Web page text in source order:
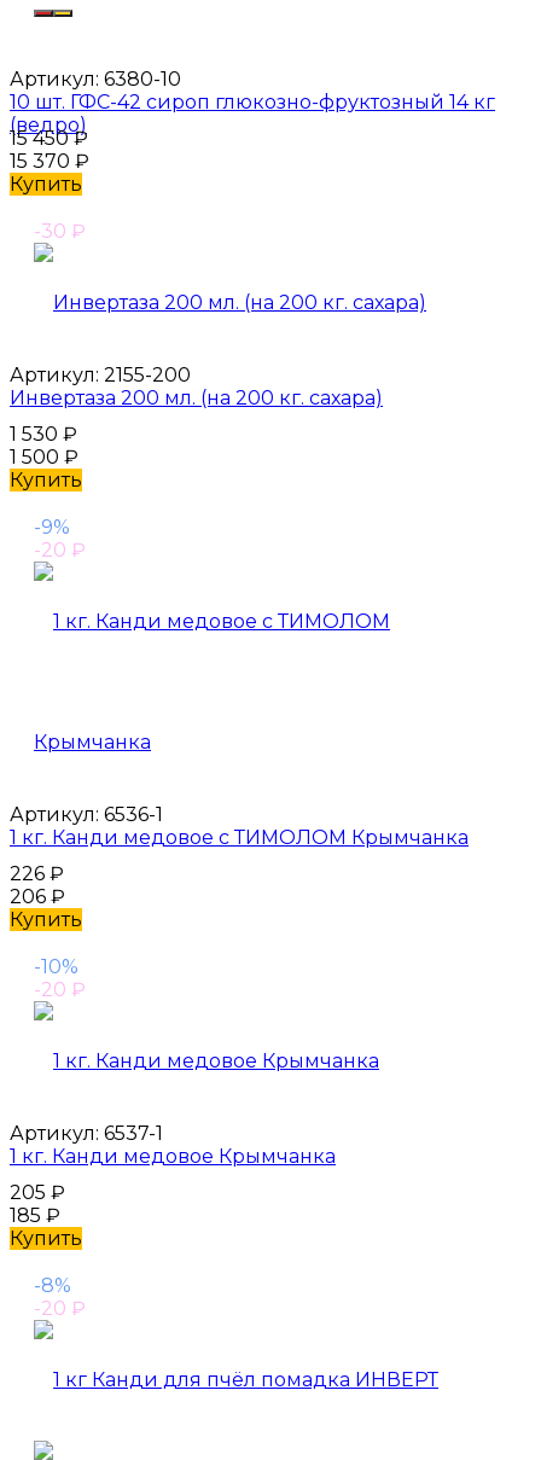
Артикул: 6380-10
10 шт. ГФС-42 сироп глюкозно-фруктозный 14 кг
(ведро)
15 450₽
15 370 ₽
Купить
-30 ₽
Артикул: 2155-200
Инвертаза 200 мл. (на 200 кг. сахара)
1 530 ₽
1 500 ₽
Купить
-9%
-20 ₽
Артикул: 6536-1
1 кг. Канди медовое с ТИМОЛОМ Крымчанка
226 ₽
206 ₽
Купить
-10%
-20 ₽
Артикул: 6537-1
1 кг. Канди медовое Крымчанка
205 ₽
185 ₽
Купить
-8%
-20 ₽